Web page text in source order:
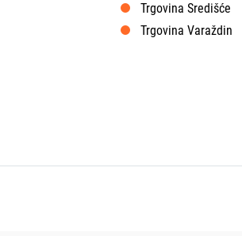
Trgovina Središće
Trgovina Varaždin